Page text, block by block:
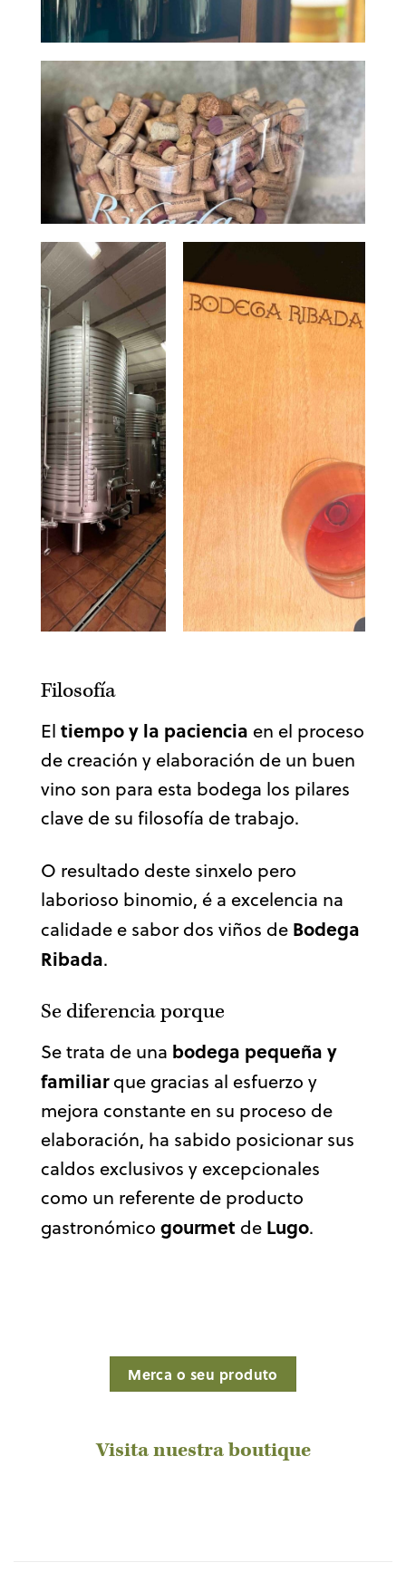
Filosofía
El tiempo y la paciencia en el proceso
de creación y elaboración de un buen
vino son para esta bodega los pilares
clave de su filosofía de trabajo.
O resultado deste sinxelo pero
laborioso binomio, é a excelencia na
calidade e sabor dos viños de Bodega
Ribada.
Se diferencia porque
Se trata de una bodega pequeña y
familiarque gracias al esfuerzo y
mejora constante en su proceso de
elaboración, ha sabido posicionar sus
caldos exclusivos y excepcionales
como un referente de producto
gastronómico gourmet de Lugo.
Merca o seu produto
Visita nuestra boutique